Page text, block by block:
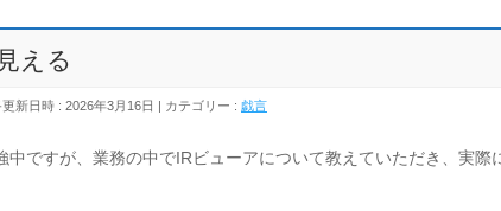
える
新日時 : 2026年3月16日 カテゴリー : 戯言
中ですが、業務の中でIRビューアについて教えていただき、実際